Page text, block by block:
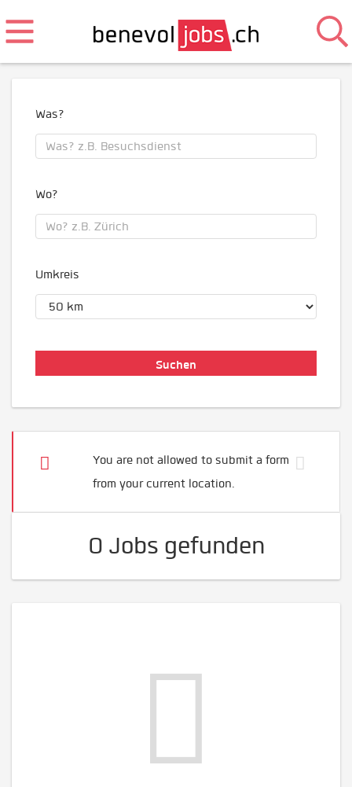
Was?
Wo?
Umkreis
You are not allowed to submit a form
from your current location.
0 Jobs gefunden